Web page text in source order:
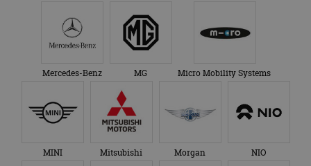
Mercedes-Benz MG Micro Mobility Systems
MINI Mitsubishi Morgan NIO